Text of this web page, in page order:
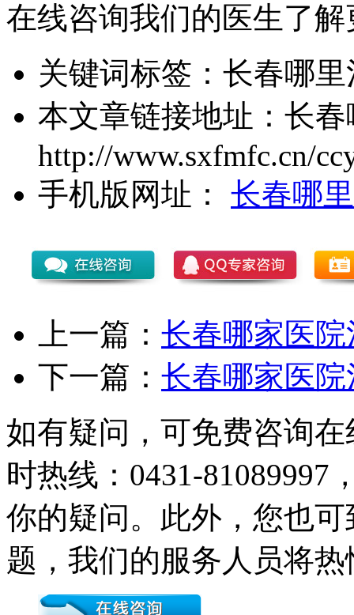
在线咨询我们的医生了
关键词标签： 长春哪
本文章链接地址： 长春
http://www.sxfmfc.cn/
手机版网址：
长春哪
上一篇： 长春哪家医
下一篇： 长春哪家医
如有疑问，可免费咨询
时热线：0431-81089997
你的疑问。此外，您也
题，我们的服务人员将